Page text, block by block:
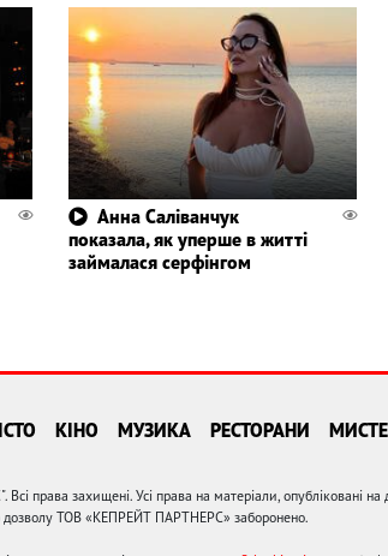
Анна Саліванчук
показала, як уперше в житті
займалася серфінгом
КІНО МУЗИКА РЕСТОРАНИ
права захищені. Усі права на матеріали, опубліковані
дозволу ТОВ «КЕПРЕЙТ ПАРТНЕРС» заборонено.